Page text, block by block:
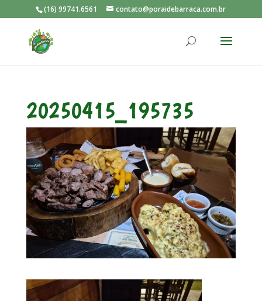
(16) 99741.6561 contato@poraidebarraca.com.br
20250415_195735